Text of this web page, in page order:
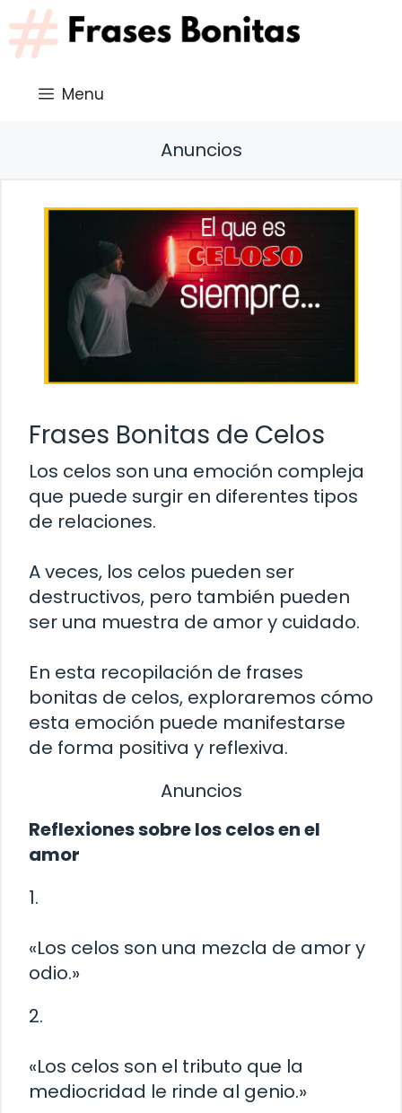
Saltar
al
contenido
Menu
Anuncios
Frases Bonitas de Celos
Los celos son una emoción compleja
que puede surgir en diferentes tipos
de relaciones.
A veces, los celos pueden ser
destructivos, pero también pueden
ser una muestra de amor y cuidado.
En esta recopilación de frases
bonitas de celos, exploraremos cómo
esta emoción puede manifestarse
de forma positiva y reflexiva.
Anuncios
Reflexiones sobre los celos en el
amor
1.
«Los celos son una mezcla de amor y
odio.»
2.
«Los celos son el tributo que la
mediocridad le rinde al genio.»